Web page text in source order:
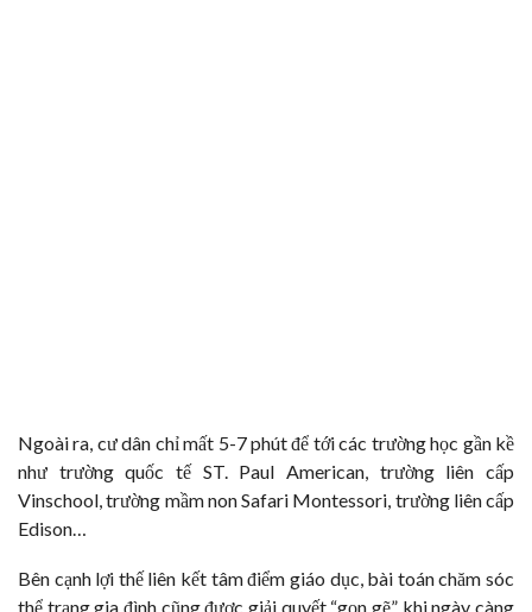
Ngoài ra, cư dân chỉ mất 5-7 phút để tới các trường học gần kề
như trường quốc tế ST. Paul American, trường liên cấp
Vinschool, trường mầm non Safari Montessori, trường liên cấp
Edison…
Bên cạnh lợi thế liên kết tâm điểm giáo dục, bài toán chăm sóc
thể trạng gia đình cũng được giải quyết “gọn gẽ” khi ngày càng